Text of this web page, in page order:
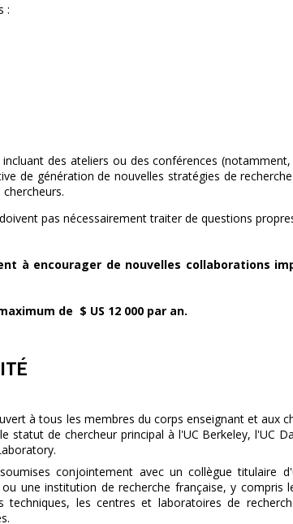
:
des ateliers ou des conférences (notamment,
de génération de nouvelles stratégies de
pas nécessairement traiter de questions
à encourager de nouvelles collaborations
de $ US 12 000 par an.
à tous les membres du corps enseignant et aux
statut de chercheur principal à l'UC Berkeley, l'UC
conjointement avec un collègue titulaire
une institution de recherche française, y compris
techniques, les centres et laboratoires de